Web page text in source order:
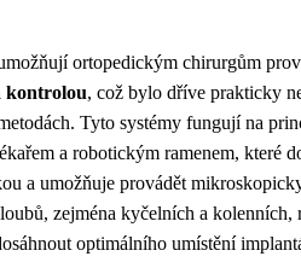
ortopedickým chirurgům
kontrolou, což bylo dříve prakticky
Tyto systémy fungují na
a robotickým ramenem, které
a umožňuje provádět
zejména kyčelních a kolenních,
optimálního umístění